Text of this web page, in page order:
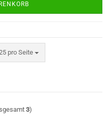
pro Seite
Seite
3)